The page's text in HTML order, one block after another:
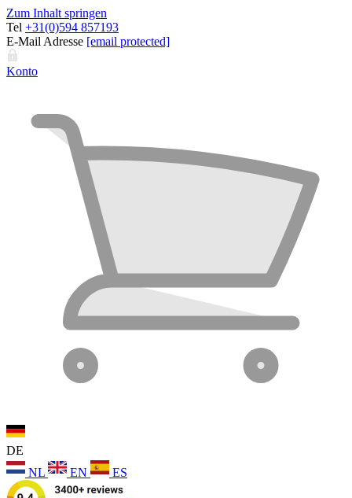
Zum Inhalt springen
Tel +31(0)594 857193
E-Mail Adresse [email protected]
Konto
DE
NL
EN ES